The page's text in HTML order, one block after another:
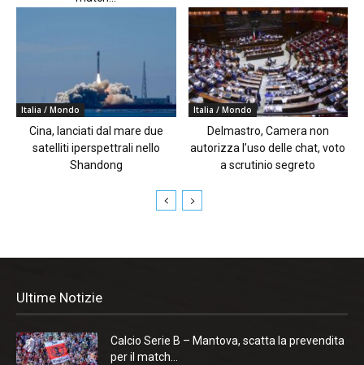
Italia / Mondo
Cina, lanciati dal mare due
satelliti iperspettrali nello
Shandong
Italia / Mondo
Delmastro, Camera non
autorizza l’uso delle chat, voto
a scrutinio segreto
Ultime Notizie
Calcio Serie B – Mantova, scatta la prevendita
per il match...